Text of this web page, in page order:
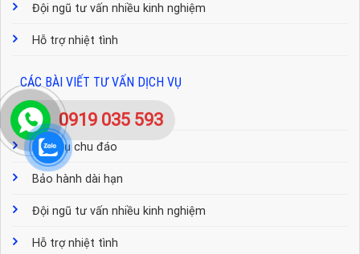
Đội ngũ tư vấn nhiều kinh nghiệm
Hỗ trợ nhiệt tình
CÁC BÀI VIẾT TƯ VẤN DỊCH VỤ
Công nghệ tiên tiến
Dịch vụ chu đáo
Bảo hành dài hạn
Đội ngũ tư vấn nhiều kinh nghiệm
Hỗ trợ nhiệt tình
0919 035 593